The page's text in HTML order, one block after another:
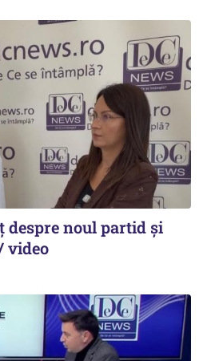
despre noul partid și
video